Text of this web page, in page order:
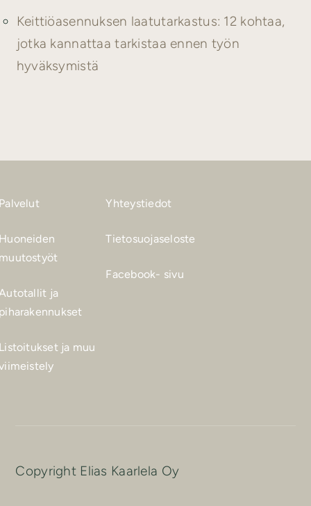
Keittiöasennuksen laatutarkastus: 12 kohtaa,
jotka kannattaa tarkistaa ennen työn
hyväksymistä
ja
ja muu
Yhteystiedot
Tietosuojaseloste
Facebook- sivu
Copyright Elias Kaarlela Oy